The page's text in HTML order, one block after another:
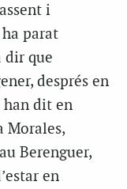
i
ha parat
dir que
després en
han dit en
Morales,
Berenguer,
en